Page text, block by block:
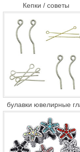
Кепки / советы
булавки ювелирные